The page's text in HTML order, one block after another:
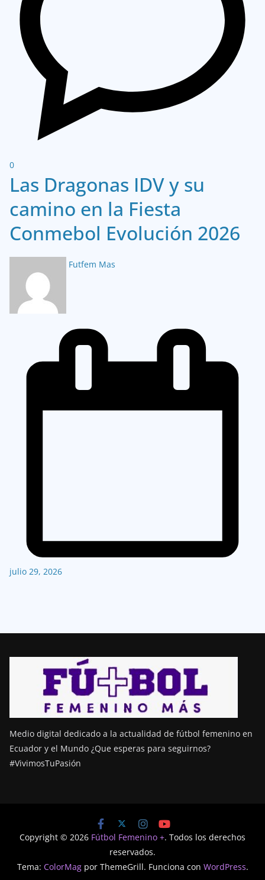
0
Las Dragonas IDV y su
camino en la Fiesta
Conmebol Evolución 2026
Futfem Mas
julio 29, 2026
Medio digital dedicado a la actualidad de fútbol femenino en
Ecuador y el Mundo ¿Que esperas para seguirnos?
#VivimosTuPasión
Copyright © 2026 Fútbol Femenino +. Todos los derechos
reservados.
Tema: ColorMagpor ThemeGrill. Funciona con WordPress.